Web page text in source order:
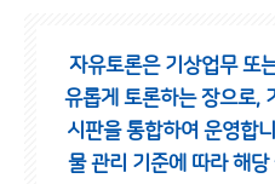
자유토론은 기상업무 또
유롭게 토론하는 장으로,
시판을 통합하여 운영합
물 관리 기준에 따라 해